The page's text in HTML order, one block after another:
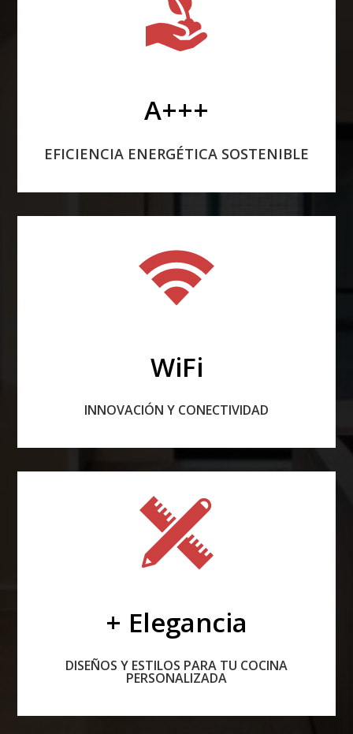
A+++
EFICIENCIA ENERGÉTICA SOSTENIBLE
WiFi
INNOVACIÓN Y CONECTIVIDAD
+ Elegancia
DISEÑOS Y ESTILOS PARA TU COCINA
PERSONALIZADA